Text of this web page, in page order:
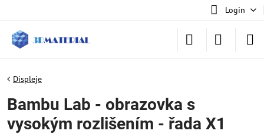
Login
Displeje
Bambu Lab - obrazovka s
vysokým rozlišením - řada X1